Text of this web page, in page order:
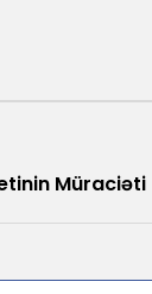
Müraciəti